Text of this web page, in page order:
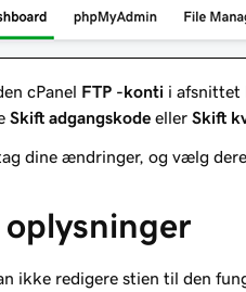
cPanel FTP -konti i afsnittet
Skift adgangskode eller Skift
dine ændringer, og vælg
oplysninger
ikke redigere stien til den